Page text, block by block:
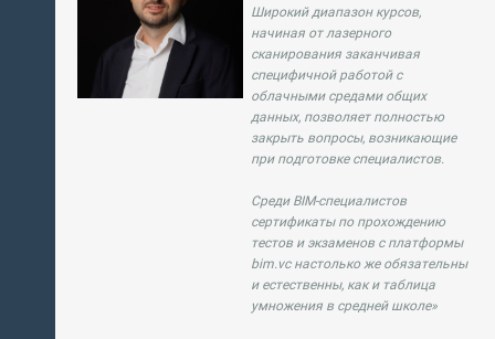
Широкий диапазон курсов,
начиная от лазерного
сканирования заканчивая
специфичной работой с
облачными средами общих
данных, позволяет полностью
закрыть вопросы, возникающие
при подготовке специалистов.
Среди BIM-специалистов
сертификаты по прохождению
тестов и экзаменов с платформы
bim.vc настолько же обязательны
и естественны, как и таблица
умножения в средней школе»